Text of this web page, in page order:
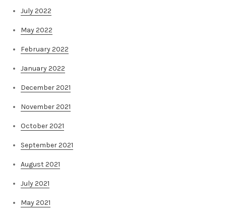
July 2022
May 2022
February 2022
January 2022
December 2021
November 2021
October 2021
September 2021
August 2021
July 2021
May 2021